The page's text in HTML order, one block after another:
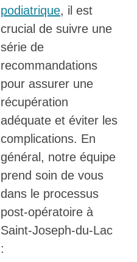
podiatrique, il est
crucial de suivre une
série de
recommandations
pour assurer une
récupération
adéquate et éviter les
complications. En
général, notre équipe
prend soin de vous
dans le processus
post-opératoire à
Saint-Joseph-du-Lac
: